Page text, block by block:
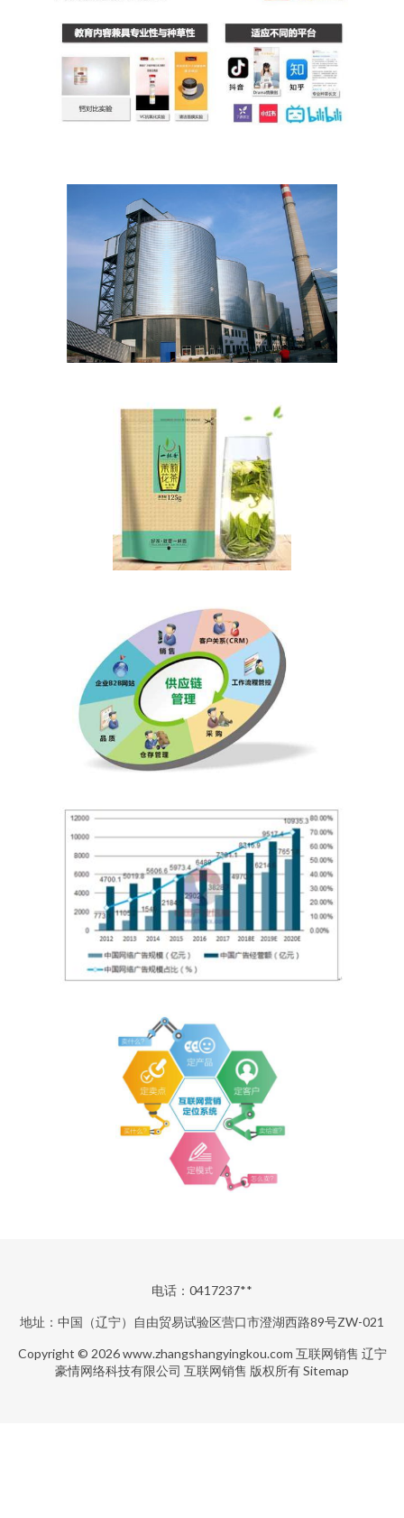
电话：0417237**
地址：中国（辽宁）自由贸易试验区营口市澄湖西路89号ZW-021
Copyright © 2026www.zhangshangyingkou.com 互联网销售 辽宁
豪情网络科技有限公司 互联网销售 版权所有Sitemap